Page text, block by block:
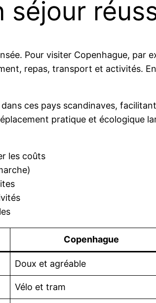
séjour
Pour visiter Copenhague, par
repas, transport et activités.
ces pays scandinaves,
pratique et écologique
les coûts
Copenhague
Doux et agréable
Vélo et tram